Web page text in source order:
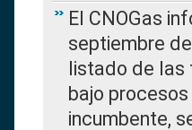
El CNOGas
septiembre
listado de las
bajo
incumbente,